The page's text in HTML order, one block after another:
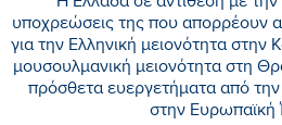
υποχρεώσεις της που απορρέουν
για την Ελληνική μειονότητα στην
μουσουλμανική μειονότητα στη
πρόσθετα ευεργετήματα από
στην